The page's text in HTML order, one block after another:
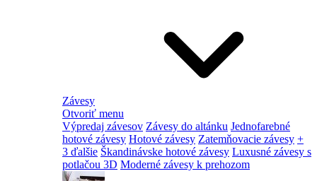
Závesy
Otvoriť menu
Výpredaj závesov Závesy do altánku Jednofarebné
hotové závesy Hotové závesy Zatemňovacie závesy +
3 ďalšie Škandinávske hotové závesy Luxusné závesy s
potlačou 3D Moderné závesy k prehozom